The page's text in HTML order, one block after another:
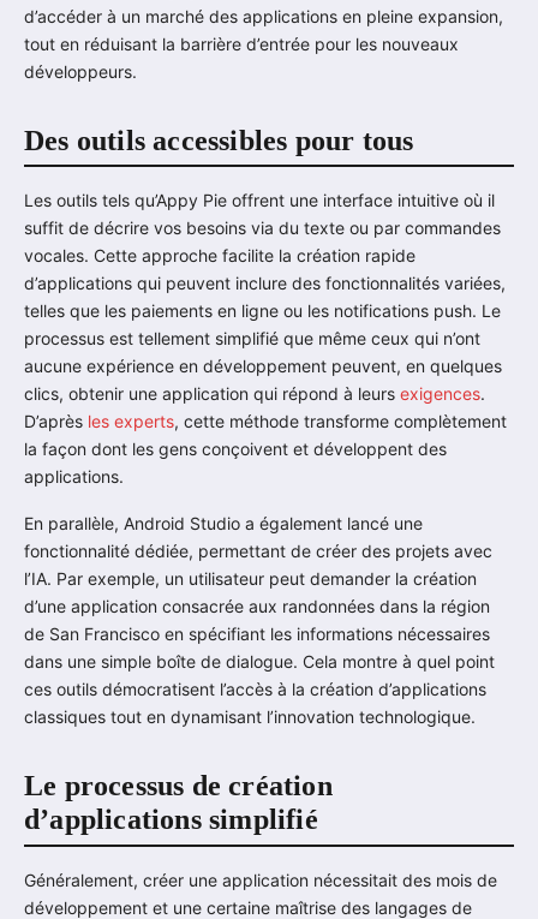
d’accéder à un marché des applications en pleine expansion,
tout en réduisant la barrière d’entrée pour les nouveaux
développeurs.
Des outils accessibles pour tous
Les outils tels qu’Appy Pie offrent une interface intuitive où il
suffit de décrire vos besoins via du texte ou par commandes
vocales. Cette approche facilite la création rapide
d’applications qui peuvent inclure des fonctionnalités variées,
telles que les paiements en ligne ou les notifications push. Le
processus est tellement simplifié que même ceux qui n’ont
aucune expérience en développement peuvent, en quelques
clics, obtenir une application qui répond à leurs exigences.
D’après les experts, cette méthode transforme complètement
la façon dont les gens conçoivent et développent des
applications.
En parallèle, Android Studio a également lancé une
fonctionnalité dédiée, permettant de créer des projets avec
l’IA. Par exemple, un utilisateur peut demander la création
d’une application consacrée aux randonnées dans la région
de San Francisco en spécifiant les informations nécessaires
dans une simple boîte de dialogue. Cela montre à quel point
ces outils démocratisent l’accès à la création d’applications
classiques tout en dynamisant l’innovation technologique.
Le processus de création
d’applications simplifié
Généralement, créer une application nécessitait des mois de
développement et une certaine maîtrise des langages de